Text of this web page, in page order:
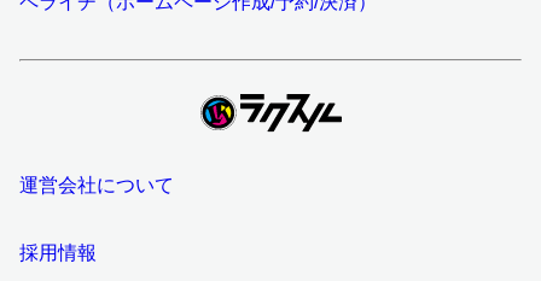
運営会社について
採用情報